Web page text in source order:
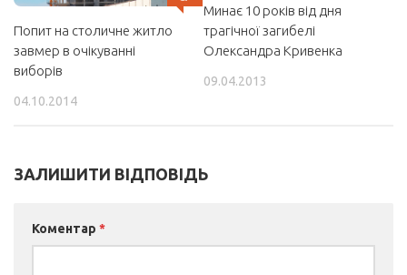
Попит на столичне житло
завмер в очікуванні
виборів
04.10.2014
Минає 10 років від дня
трагічної загибелі
Олександра Кривенка
09.04.2013
ЗАЛИШИТИ ВІДПОВІДЬ
Коментар *